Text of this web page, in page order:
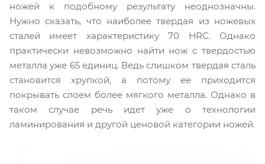
ножей к подобному результату неоднозначны.
Нужно сказать, что наиболее твердая из ножевых
сталей имеет характеристику 70 HRC. Однако
практически невозможно найти нож с твердостью
металла уже 65 единиц. Ведь слишком твердая сталь
становится хрупкой, а потому ее приходится
покрывать слоем более мягкого металла. Однако в
таком случае речь идет уже о технологии
ламинирования и другой ценовой категории ножей.